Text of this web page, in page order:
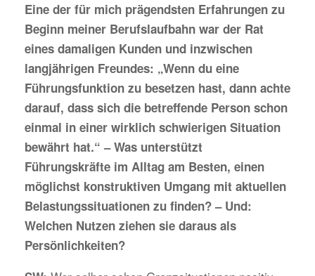
Eine der für mich prägendsten Erfahrungen zu
Beginn meiner Berufslaufbahn war der Rat
eines damaligen Kunden und inzwischen
langjährigen Freundes: „Wenn du eine
Führungsfunktion zu besetzen hast, dann achte
darauf, dass sich die betreffende Person schon
einmal in einer wirklich schwierigen Situation
bewährt hat.“ – Was unterstützt
Führungskräfte im Alltag am Besten, einen
möglichst konstruktiven Umgang mit aktuellen
Belastungssituationen zu finden? – Und:
Welchen Nutzen ziehen sie daraus als
Persönlichkeiten?